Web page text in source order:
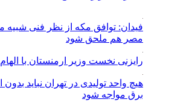
مصر هم ملحق شود
رایزنی نخست وزیر ارمنستان با
هیچ واحد تولیدی در تهران نباید
برق مواجه شود